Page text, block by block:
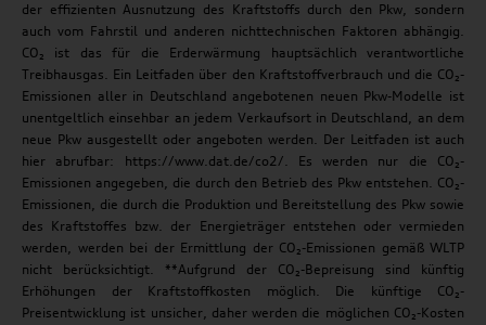
der effizienten Ausnutzung des Kraftstoffs durch den Pkw, sondern
auch vom Fahrstil und anderen nichttechnischen Faktoren abhängig.
CO₂ ist das für die Erderwärmung hauptsächlich verantwortliche
Treibhausgas. Ein Leitfaden über den Kraftstoffverbrauch und die CO₂-
Emissionen aller in Deutschland angebotenen neuen Pkw-Modelle ist
unentgeltlich einsehbar an jedem Verkaufsort in Deutschland, an dem
neue Pkw ausgestellt oder angeboten werden. Der Leitfaden ist auch
hier abrufbar: https://www.dat.de/co2/. Es werden nur die CO₂-
Emissionen angegeben, die durch den Betrieb des Pkw entstehen. CO₂-
Emissionen, die durch die Produktion und Bereitstellung des Pkw sowie
des Kraftstoffes bzw. der Energieträger entstehen oder vermieden
werden, werden bei der Ermittlung der CO₂-Emissionen gemäß WLTP
nicht berücksichtigt. **Aufgrund der CO₂-Bepreisung sind künftig
Erhöhungen der Kraftstoffkosten möglich. Die künftige CO₂-
Preisentwicklung ist unsicher, daher werden die möglichen CO₂-Kosten